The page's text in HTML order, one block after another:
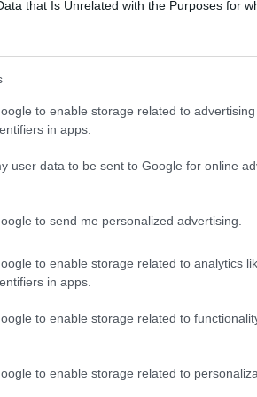
that Is Unrelated with the Purposes for
to enable storage related to
in apps.
user data to be sent to Google for online
to send me personalized advertising.
to enable storage related to analytics
in apps.
to enable storage related to
to enable storage related to
τα μικρότερα δυνατά.
από το 1990 σε θέσεις υψηλής
σχέσεις, το ελεύθερο και το